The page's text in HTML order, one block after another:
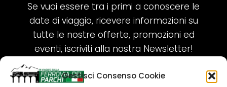
Gestisci Consenso Cookie
Se vuoi essere tra i primi a conoscere le
date di viaggio, ricevere informazioni su
tutte le nostre offerte, promozioni ed
eventi, iscriviti alla nostra Newsletter!
ISCRIVITI ORA!